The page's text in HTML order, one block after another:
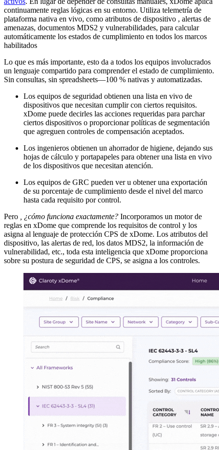
continuamente reglas lógicas en su entorno. Utiliza telemetría de
plataforma nativa en vivo, como atributos de dispositivo , alertas de
amenazas, documentos MDS2 y vulnerabilidades, para calcular
automáticamente los estados de cumplimiento en todos los marcos
habilitados
Lo que es más importante, esto da a todos los equipos involucrados
un lenguaje compartido para comprender el estado de cumplimiento.
Sin consultas, sin spreadsheets—100 % nativas y automatizadas.
Los equipos de seguridad obtienen una lista en vivo de
dispositivos que necesitan cumplir con ciertos requisitos.
xDome puede decirles las acciones requeridas para parchar
ciertos dispositivos o proporcionar políticas de segmentación
que agreguen controles de compensación aceptados.
Los ingenieros obtienen un ahorrador de higiene, dejando sus
hojas de cálculo y portapapeles para obtener una lista en vivo
de los dispositivos que necesitan atención.
Los equipos de GRC pueden ver u obtener una exportación
de su porcentaje de cumplimiento desde el nivel del marco
hasta cada requisito por control.
Pero
, ¿cómo funciona exactamente? Incorporamos un motor de
reglas en xDome que comprende los requisitos de control y los
asigna al lenguaje de protección CPS de xDome. Los atributos del
dispositivo, las alertas de red, los datos MDS2, la información de
vulnerabilidad, etc., toda esta inteligencia que xDome proporciona
sobre su postura de seguridad de CPS, se asigna a los controles.